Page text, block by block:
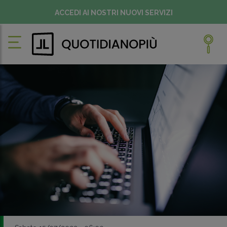
ACCEDI AI NOSTRI NUOVI SERVIZI